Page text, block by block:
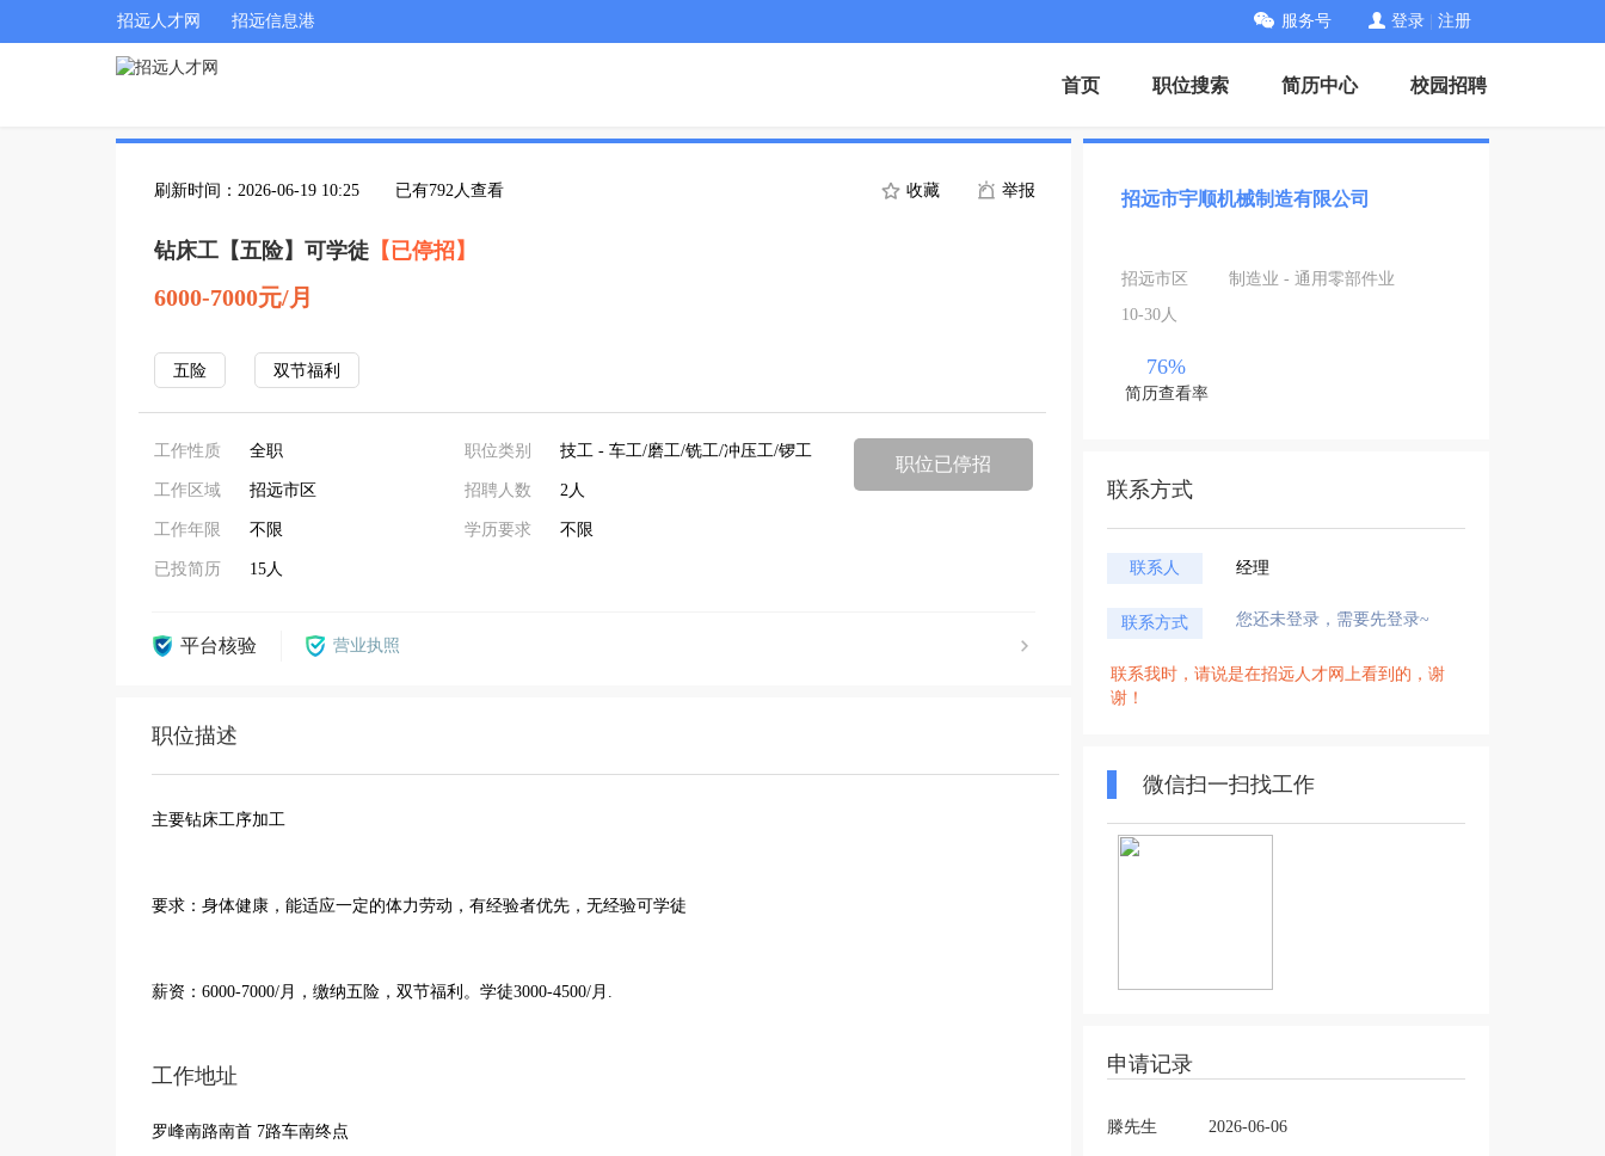
招远人才网 招远信息港 服务号 登录 注册
首页 职位搜索 简历中心 校园招聘
刷新时间：2026-06-19 10:25 已有792人查看 收藏 举报
钻床工【五险】可学徒 【已停招】
6000-7000元/月
五险 双节福利
工作性质 全职
工作区域 招远市区
工作年限 不限
已投简历 15人
职位类别 技工 - 车工/磨工/铣工/冲压工/锣工
招聘人数 2人
学历要求 不限
职位已停招
平台核验 营业执照
职位描述
主要钻床工序加工
要求：身体健康，能适应一定的体力劳动，有经验者优先，无经验可学徒
薪资：6000-7000/月，缴纳五险，双节福利。学徒3000-4500/月.
工作地址
罗峰南路南首 7路车南终点
招远市宇顺机械制造有限公司
招远市区
制造业 - 通用零部件业
10-30人
76%
简历查看率
联系方式
联系人 经理
联系方式 您还未登录，需要先登录~
联系我时，请说是在招远人才网上看到的，谢
谢！
微信扫一扫找工作
申请记录
滕先生 2026-06-06